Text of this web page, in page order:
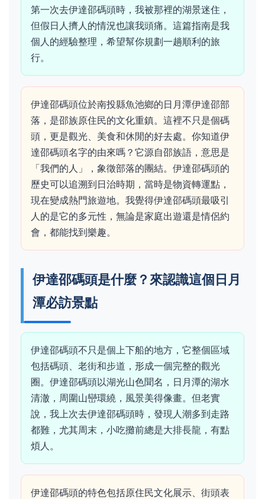
第一次去伊達邵碼頭時，我被那裡的湖景迷住，
但假日人擠人的情況也讓我頭痛。這篇指南是我
個人的經驗整理，希望幫你規劃一趟順利的旅
行。
伊達邵碼頭位於南投縣魚池鄉的日月潭伊達邵部
落，是邵族原住民的文化重鎮。這裡不只是個碼
頭，更是觀光、美食和休閒的好去處。你知道伊
達邵碼頭名字的由來嗎？它源自邵族語，意思是
「我們的人」，象徵部落的團結。伊達邵碼頭的
歷史可以追溯到日治時期，當時是物資轉運點，
現在變成熱門旅遊地。我覺得伊達邵碼頭最吸引
人的是它的多元性，無論是家庭出遊還是情侶約
會，都能找到樂趣。
伊達邵碼頭是什麼？來認識這個日月
潭必訪景點
伊達邵碼頭不只是個上下船的地方，它整個區域
包括碼頭、老街和步道，形成一個完整的觀光
圈。伊達邵碼頭以湖光山色聞名，日月潭的湖水
清澈，周圍山巒環繞，風景美得像畫。但老實
說，我上次去伊達邵碼頭時，發現人潮多到走路
都難，尤其周末，小吃攤前總是大排長龍，有點
煩人。
伊達邵碼頭的特色包括原住民文化展示、街頭表